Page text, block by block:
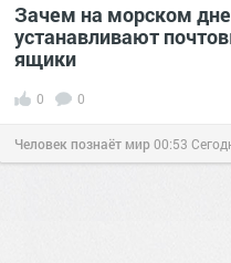
Зачем на морском дне
устанавливают
ящики
0 0
Человек познаёт мир00:53